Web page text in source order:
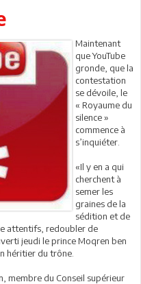
Maintenant
que YouTube
gronde, que la
contestation
se dévoile, le
« Royaume du
silence »
commence à
s’inquiéter.
«Il y en a qui
cherchent à
semer les
graines de la
sédition et de
attentifs, redoubler de
jeudi le prince Moqren ben
héritier du trône.
membre du Conseil supérieur